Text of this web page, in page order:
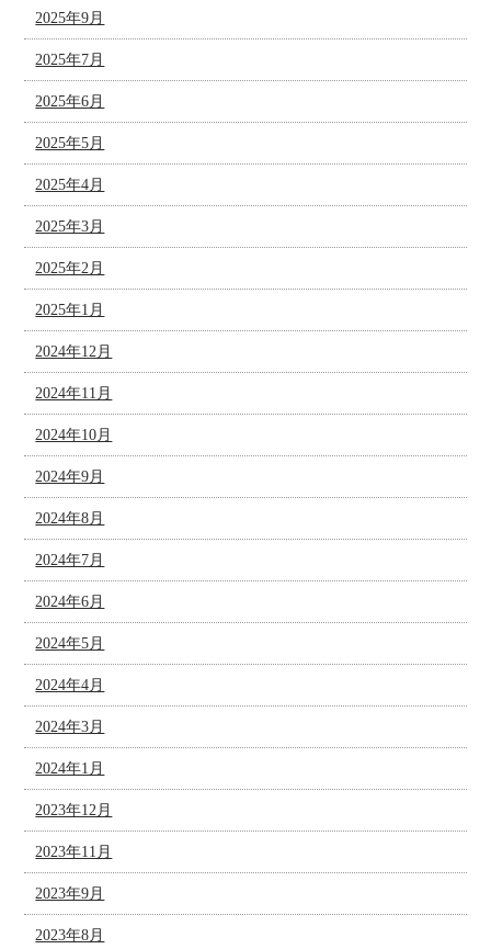
2025年9月
2025年7月
2025年6月
2025年5月
2025年4月
2025年3月
2025年2月
2025年1月
2024年12月
2024年11月
2024年10月
2024年9月
2024年8月
2024年7月
2024年6月
2024年5月
2024年4月
2024年3月
2024年1月
2023年12月
2023年11月
2023年9月
2023年8月